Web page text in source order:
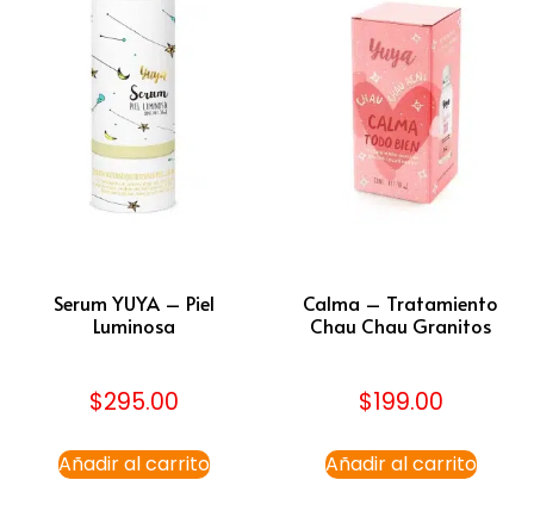
Serum YUYA – Piel
Luminosa
$295.00
Añadir al carrito
Calma – Tratamiento
Chau Chau Granitos
$199.00
Añadir al carrito